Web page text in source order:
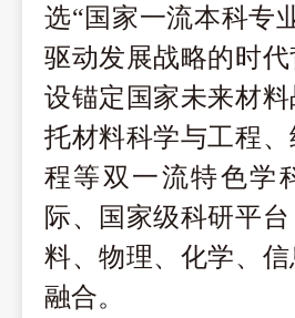
选“国家一流本科专
驱动发展战略的时
设锚定国家未来材
托材料科学与工程
程等双一流特色学
际、国家级科研平
料、物理、化学、信
融合。